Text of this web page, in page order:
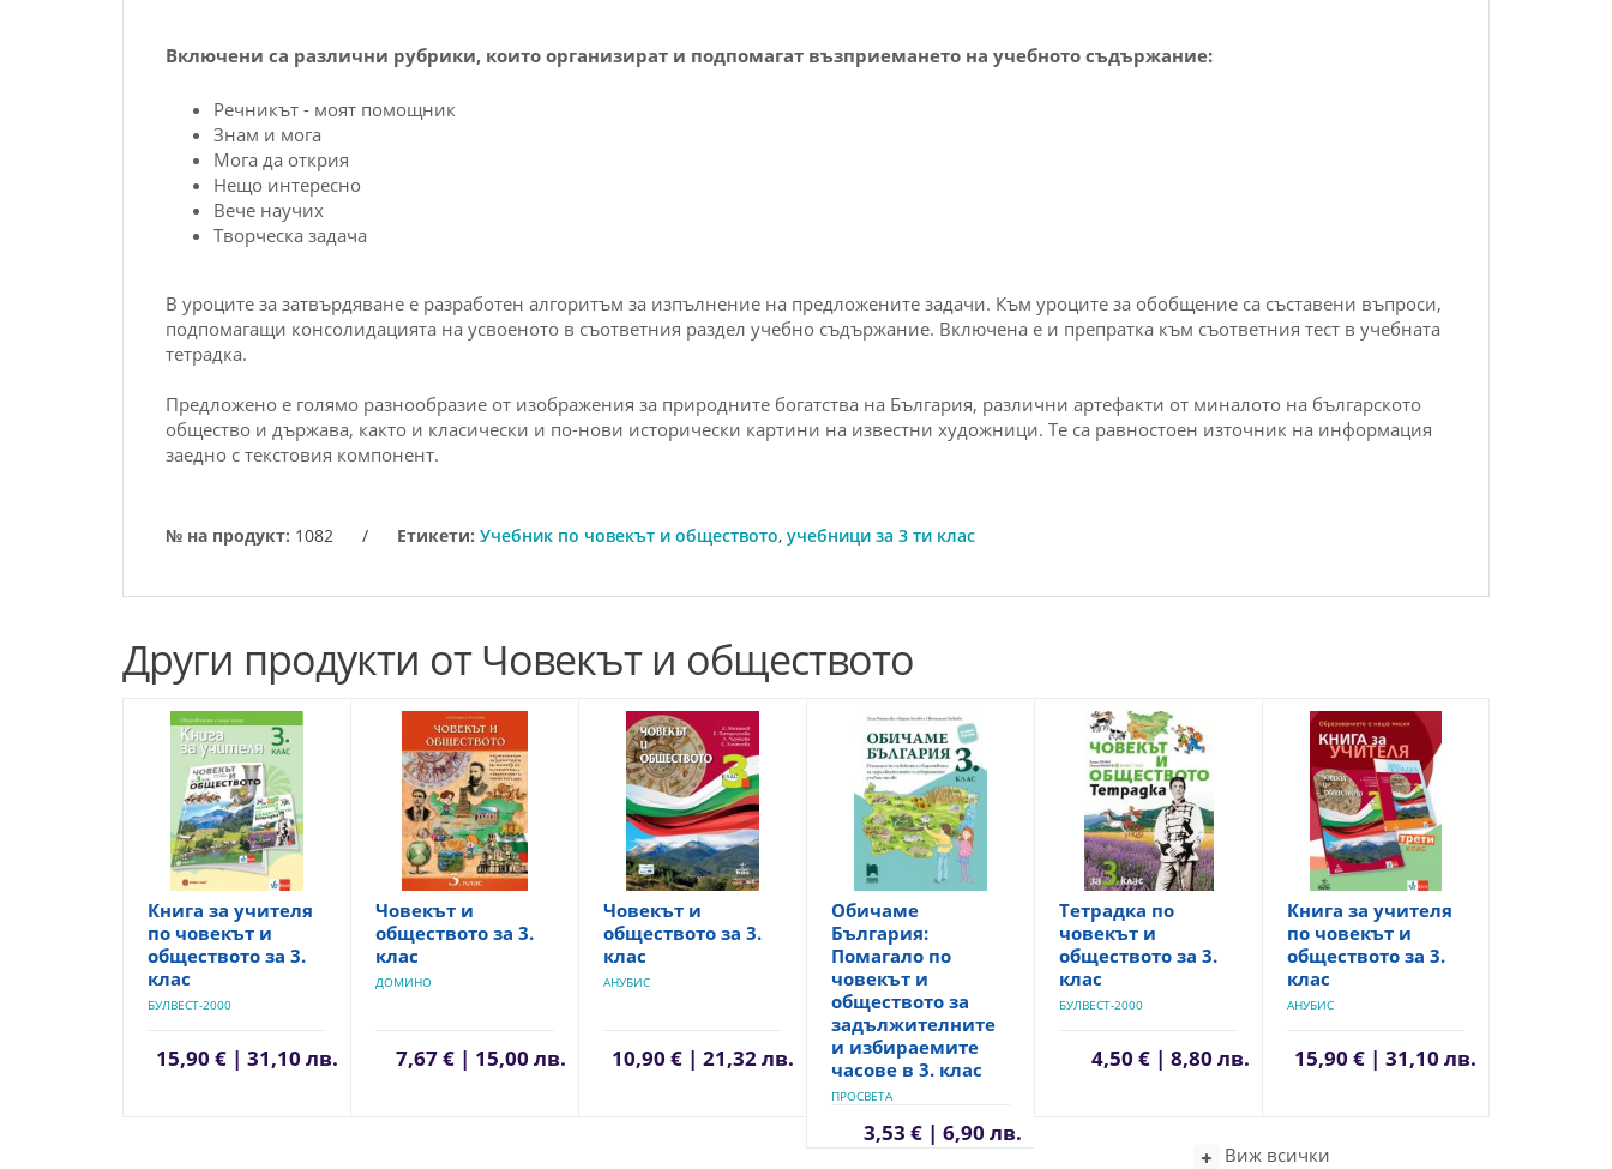
Включени са различни рубрики, които организират и подпомагат възприемането на учебното съдържание:
Речникът - моят помощник
Знам и мога
Мога да открия
Нещо интересно
Вече научих
Творческа задача
В уроците за затвърдяване е разработен алгоритъм за изпълнение на предложените задачи. Към уроците за обобщение са съставени въпроси,
подпомагащи консолидацията на усвоеното в съответния раздел учебно съдържание. Включена е и препратка към съответния тест в учебната
тетрадка.
Предложено е голямо разнообразие от изображения за природните богатства на България, различни артефакти от миналото на българското
общество и държава, както и класически и по-нови исторически картини на известни художници. Те са равностоен източник на информация
заедно с текстовия компонент.
№ на продукт: 1082 / Етикети: Учебник по човекът и обществото, учебници за 3 ти клас
Други продукти от Човекът и обществото
Книга за учителя
по човекът и
обществото за 3.
клас
БУЛВЕСТ-2000
15,90 € | 31,10 лв.
Човекът и
обществото за 3.
клас
ДОМИНО
7,67 € | 15,00 лв.
Човекът и
обществото за 3.
клас
АНУБИС
10,90 € | 21,32 лв.
Обичаме
България:
Помагало по
човекът и
обществото за
задължителните
и избираемите
часове в 3. клас
ПРОСВЕТА
3,53 € | 6,90 лв.
Тетрадка по
човекът и
обществото за 3.
клас
БУЛВЕСТ-2000
4,50 € | 8,80 лв.
Книга за учителя
по човекът и
обществото за 3.
клас
АНУБИС
15,90 € | 31,10 лв.
Виж всички